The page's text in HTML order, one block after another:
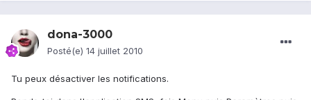
dona-3000
Posté(e) 14 juillet 2010
Tu peux désactiver les notifications.